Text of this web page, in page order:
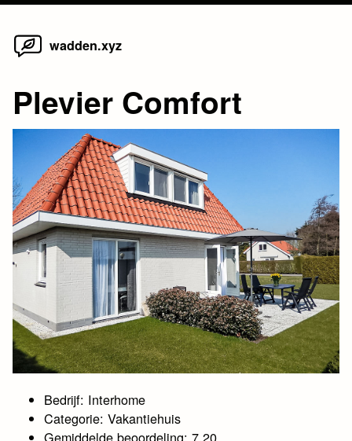
Skip
wadden.xyz
Plevier Comfort
Bedrijf: Interhome
Categorie: Vakantiehuis